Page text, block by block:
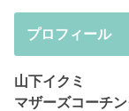
プロフィール
山下イクミ
マザーズコーチ